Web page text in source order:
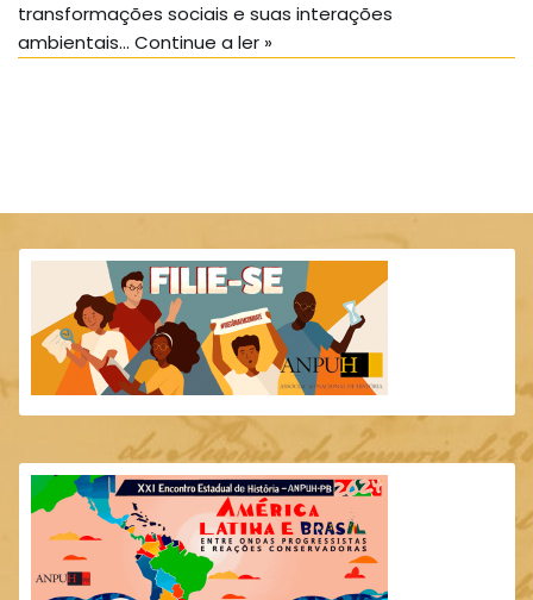
transformações sociais e suas interações
ambientais… Continue a ler »